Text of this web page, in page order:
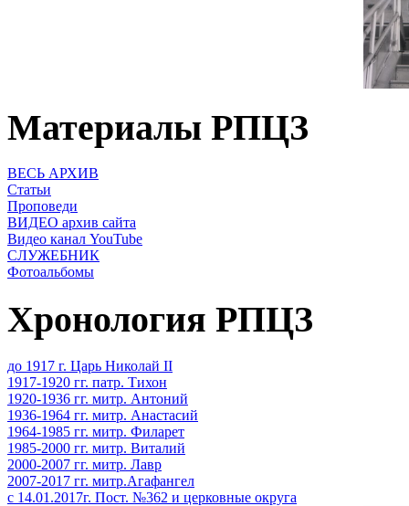
Материалы РПЦЗ
ВЕСЬ АРХИВ
Статьи
Проповеди
ВИДЕО архив сайта
Видео канал YouTube
СЛУЖЕБНИК
Фотоальбомы
Хронология РПЦЗ
до 1917 г. Царь Николай II
1917-1920 гг. патр. Тихон
1920-1936 гг. митр. Антоний
1936-1964 гг. митр. Анастасий
1964-1985 гг. митр. Филарет
1985-2000 гг. митр. Виталий
2000-2007 гг. митр. Лавр
2007-2017 гг. митр.Агафангел
с 14.01.2017г. Пост. №362 и церковные округа